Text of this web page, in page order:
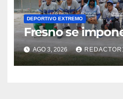
DEPORTIVO EXTREMO
Fresno se
AGO 3, 2026